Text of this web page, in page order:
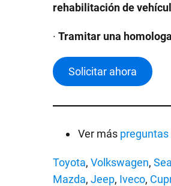
rehabilitación de
· Tramitar una
Solicitar ahora
Ver más
Toyota, Volkswagen,
Mazda, Jeep, Iveco,